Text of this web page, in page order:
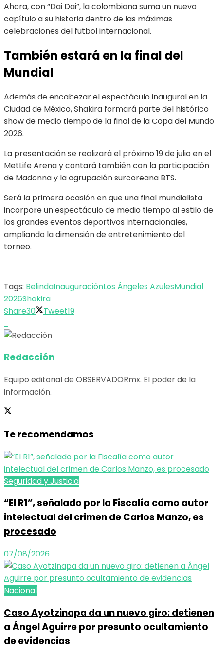
Ahora, con “Dai Dai”, la colombiana suma un nuevo
capítulo a su historia dentro de las máximas
celebraciones del futbol internacional.
También estará en la final del
Mundial
Además de encabezar el espectáculo inaugural en la
Ciudad de México, Shakira formará parte del histórico
show de medio tiempo de la final de la Copa del Mundo
2026.
La presentación se realizará el próximo 19 de julio en el
MetLife Arena y contará también con la participación
de Madonna y la agrupación surcoreana BTS.
Será la primera ocasión en que una final mundialista
incorpore un espectáculo de medio tiempo al estilo de
los grandes eventos deportivos internacionales,
ampliando la dimensión de entretenimiento del
torneo.
Tags: BelindaInauguraciónLos Ángeles AzulesMundial
2026Shakira
Share30 Tweet19
Redacción
Equipo editorial de OBSERVADORmx. El poder de la
información.
Te recomendamos
Seguridad y Justicia
“El R1”, señalado por la Fiscalía como autor
intelectual del crimen de Carlos Manzo, es
procesado
07/08/2026
Nacional
Caso Ayotzinapa da un nuevo giro: detienen
a Ángel Aguirre por presunto ocultamiento
de evidencias